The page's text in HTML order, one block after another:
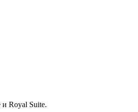
и Royal Suite.